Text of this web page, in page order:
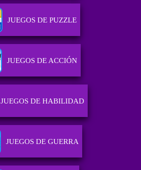
JUEGOS DE PUZZLE
JUEGOS DE ACCIÓN
JUEGOS DE HABILIDAD
JUEGOS DE GUERRA